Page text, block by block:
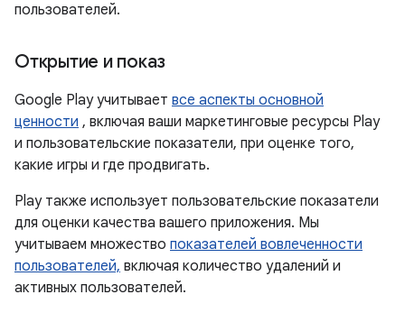
пользователей.
Открытие и показ
Google Play учитывает все аспекты основной
ценности , включая ваши маркетинговые ресурсы Play
и пользовательские показатели, при оценке того,
какие игры и где продвигать.
Play также использует пользовательские показатели
для оценки качества вашего приложения. Мы
учитываем множество показателей вовлеченности
пользователей, включая количество удалений и
активных пользователей.